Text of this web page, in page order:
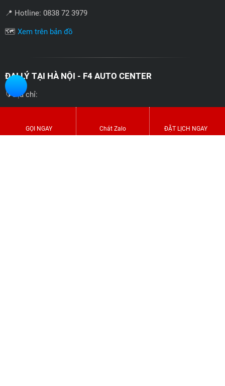
📍 Hotline: 0838 72 3979
🗺️ Xem trên bản đồ
ĐẠI LÝ TẠI HÀ NỘI - F4 AUTO CENTER
🔰Địa chỉ:
: 369 Phạm Văn Đồng, Xuân Đỉnh, Bắc Từ Liêm, Hà Nội
146 Tam Trinh, Hoàng Mai, Hà Nội
GỌI NGAY Chát Zalo ĐẶT LỊCH NGAY